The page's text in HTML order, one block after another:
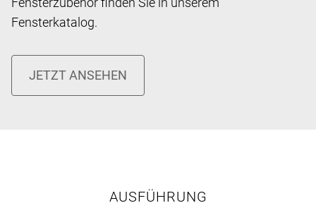
Fensterkatalog.
AUSFÜHRUNG